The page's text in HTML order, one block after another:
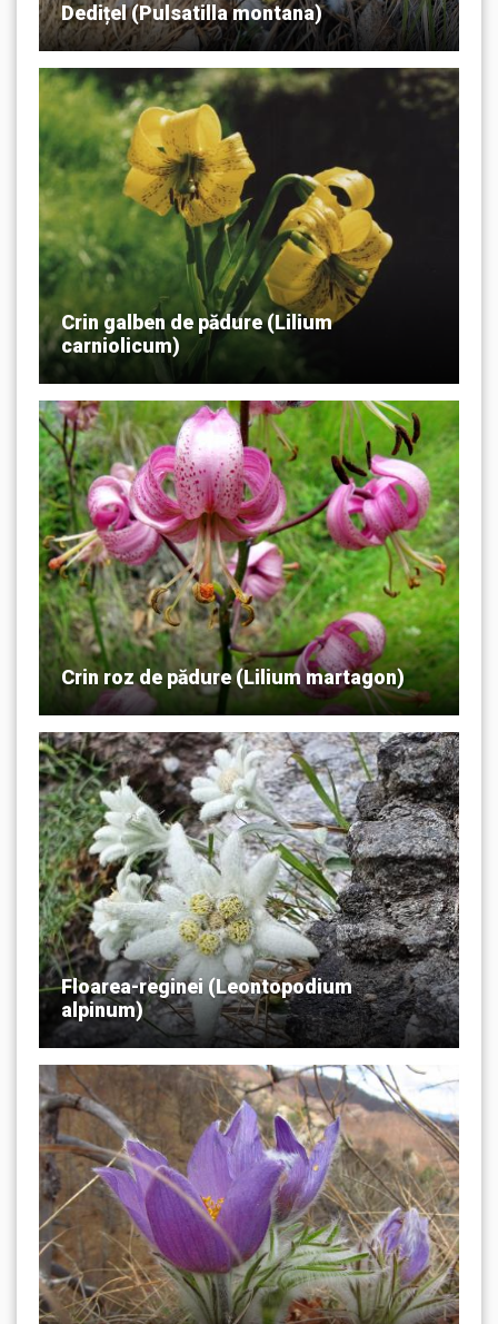
Dedițel (Pulsatilla montana)
Crin galben de pădure (Lilium
carniolicum)
Crin roz de pădure (Lilium martagon)
Floarea-reginei (Leontopodium
alpinum)